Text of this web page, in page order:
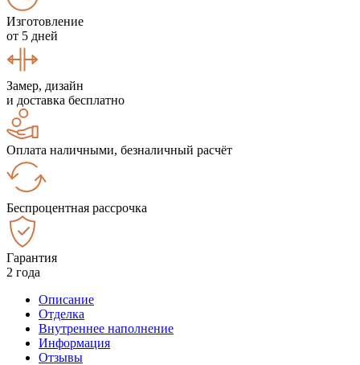
Изготовление
от 5 дней
Замер, дизайн
и доставка бесплатно
Оплата наличными, безналичный расчёт
Беспроцентная рассрочка
Гарантия
2 года
Описание
Отделка
Внутреннее наполнение
Информация
Отзывы